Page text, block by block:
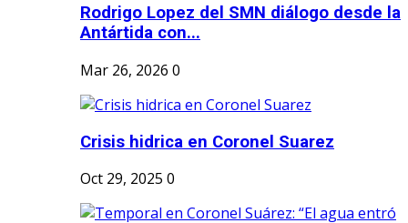
Rodrigo Lopez del SMN diálogo desde la
Antártida con...
Mar 26, 2026 0
Crisis hidrica en Coronel Suarez
Oct 29, 2025 0